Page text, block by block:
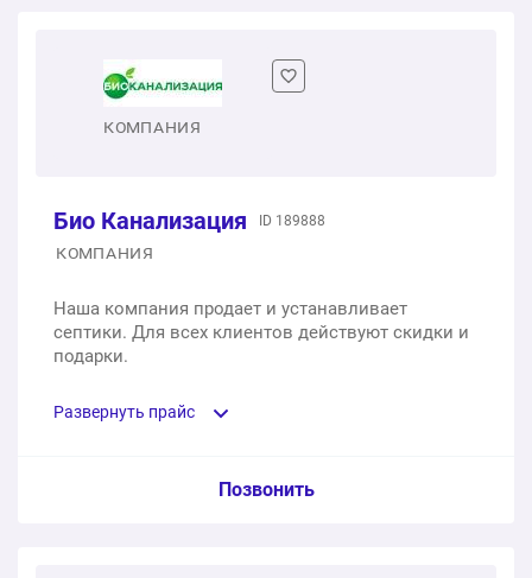
72800 ₽
Общая стоимость:
КОМПАНИЯ
Био Канализация
ID 189888
КОМПАНИЯ
Наша компания продает и устанавливает
септики. Для всех клиентов действуют скидки и
подарки.
Развернуть прайс
Услуга из прайс-листа / Ед. изм. / Цена
Позвонить